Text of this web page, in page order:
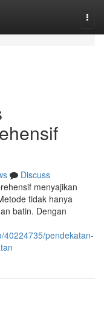
Discuss
menyajikan
tidak hanya
batin. Dengan
40224735/pendekatan-